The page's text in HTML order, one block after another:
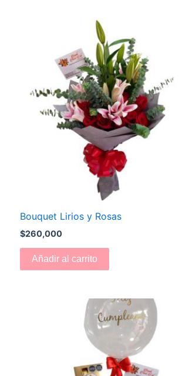
Bouquet Lirios y Rosas
$260,000
Añadir al carrito